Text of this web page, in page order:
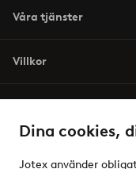
Dina cookies,
Jotex använder
Våra tjänster
Villkor